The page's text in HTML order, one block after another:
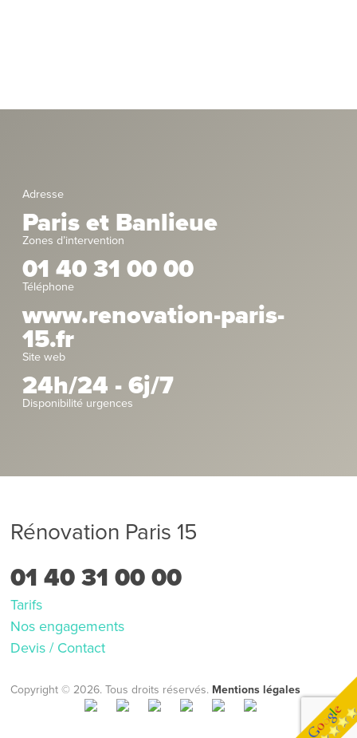
Adresse
Paris et Banlieue
Zones d’intervention
01 40 31 00 00
Téléphone
www.renovation-paris-
15.fr
Site web
24h/24 - 6j/7
Disponibilité urgences
Rénovation Paris 15
01 40 31 00 00
Tarifs
Nos engagements
Devis / Contact
Copyright © 2026. Tous droits réservés. Mentions légales